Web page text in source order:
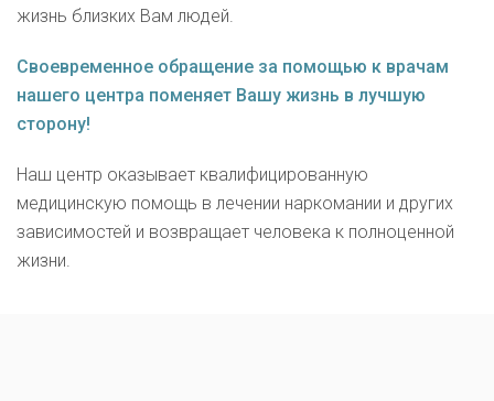
жизнь близких Вам людей.
Своевременное обращение за помощью к врачам
нашего центра поменяет Вашу жизнь в лучшую
сторону!
Наш центр оказывает квалифицированную
медицинскую помощь в лечении наркомании и других
зависимостей и возвращает человека к полноценной
жизни.